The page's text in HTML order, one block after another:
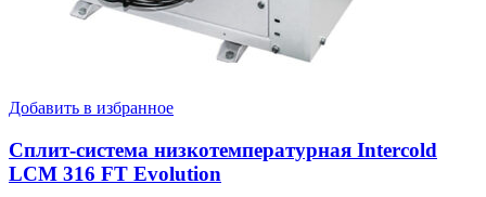
Добавить в избранное
Сплит-система низкотемпературная Intercold
LCM 316 FT Evolution